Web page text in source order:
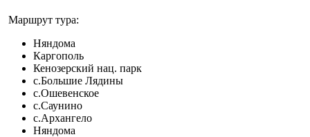
Маршрут тура:
Няндома
Каргополь
Кенозерский нац. парк
с.Большие Лядины
с.Ошевенское
с.Саунино
с.Архангело
Няндома